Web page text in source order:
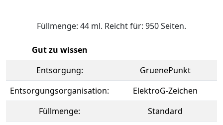
Füllmenge: 44 ml. Reicht für: 950 Seiten.
Gut zu wissen
Entsorgung:
GruenePunkt
Entsorgungsorganisation:
ElektroG-Zeichen
Füllmenge:
Standard